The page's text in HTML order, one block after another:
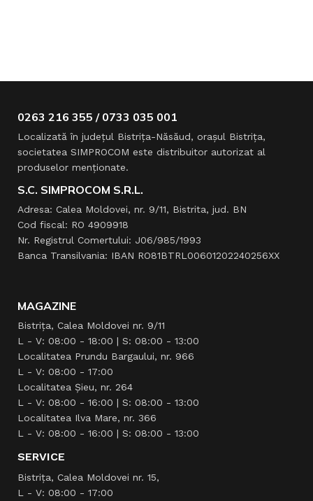
0263 216 355 / 0733 035 001
Localizată în judeţul Bistriţa-Năsăud, oraşul Bistriţa,
societatea SIMPROCOM este distribuitor autorizat al
produselor menţionate.
S.C. SIMPROCOM S.R.L.
Adresa: Calea Moldovei, nr. 9/11, Bistrita, jud. BN
Cod fiscal: RO 4909918
Nr. Registrul Comertului: J06/985/1993
Banca Transilvania: IBAN RO81BTRL00601202240256XX
MAGAZINE
Bistrița, Calea Moldovei nr. 9/11
L - V: 08:00 - 18:00 | S: 08:00 - 13:00
Localitatea Prundu Bargaului, nr. 966
L - V: 08:00 - 17:00
Localitatea Şieu, nr. 264
L - V: 08:00 - 16:00 | S: 08:00 - 13:00
Localitatea Ilva Mare, nr. 366
L - V: 08:00 - 16:00 | S: 08:00 - 13:00
SERVICE
Bistrița, Calea Moldovei nr. 15,
L - V: 08:00 - 17:00